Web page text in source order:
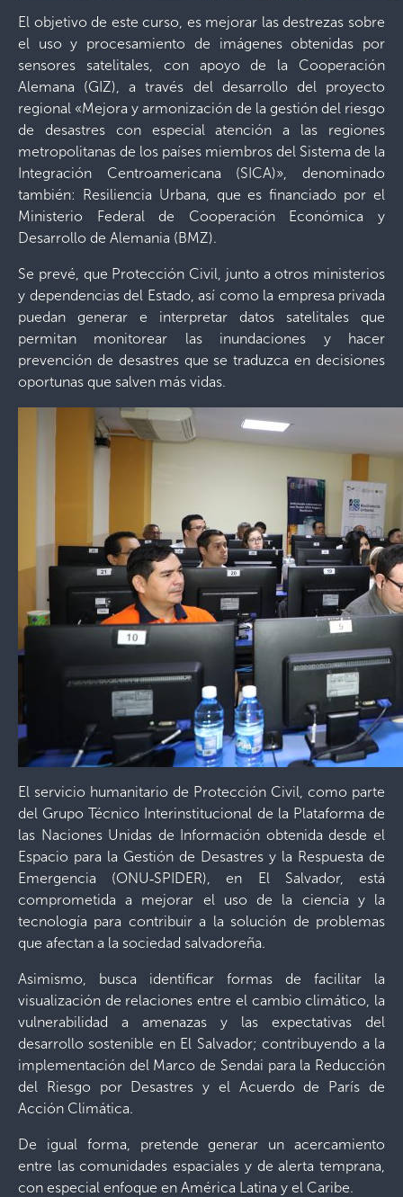
El objetivo de este curso, es mejorar las destrezas sobre
el uso y procesamiento de imágenes obtenidas por
sensores satelitales, con apoyo de la Cooperación
Alemana (GIZ), a través del desarrollo del proyecto
regional «Mejora y armonización de la gestión del riesgo
de desastres con especial atención a las regiones
metropolitanas de los países miembros del Sistema de la
Integración Centroamericana (SICA)», denominado
también: Resiliencia Urbana, que es financiado por el
Ministerio Federal de Cooperación Económica y
Desarrollo de Alemania (BMZ).
Se prevé, que Protección Civil, junto a otros ministerios
y dependencias del Estado, así como la empresa privada
puedan generar e interpretar datos satelitales que
permitan monitorear las inundaciones y hacer
prevención de desastres que se traduzca en decisiones
oportunas que salven más vidas.
El servicio humanitario de Protección Civil, como parte
del Grupo Técnico Interinstitucional de la Plataforma de
las Naciones Unidas de Información obtenida desde el
Espacio para la Gestión de Desastres y la Respuesta de
Emergencia (ONU‐SPIDER), en El Salvador, está
comprometida a mejorar el uso de la ciencia y la
tecnología para contribuir a la solución de problemas
que afectan a la sociedad salvadoreña.
Asimismo, busca identificar formas de facilitar la
visualización de relaciones entre el cambio climático, la
vulnerabilidad a amenazas y las expectativas del
desarrollo sostenible en El Salvador; contribuyendo a la
implementación del Marco de Sendai para la Reducción
del Riesgo por Desastres y el Acuerdo de París de
Acción Climática.
De igual forma, pretende generar un acercamiento
entre las comunidades espaciales y de alerta temprana,
con especial enfoque en América Latina y el Caribe.